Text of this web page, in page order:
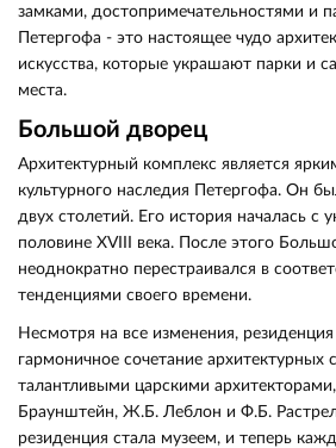
замками, достопримечательностями и
Петергофа - это настоящее чудо
искусства, которые украшают парки и
места.
Большой дворец
Архитектурный комплекс является
культурного наследия Петергофа. Он
двух столетий. Его история началась с
половине XVIII века. После этого
неоднократно перестраивался в
тенденциями своего времени.
Несмотря на все изменения,
гармоничное сочетание архитектурных
талантливыми царскими
Браунштейн, Ж.Б. Леблон и Ф.Б.
резиденция стала музеем, и теперь